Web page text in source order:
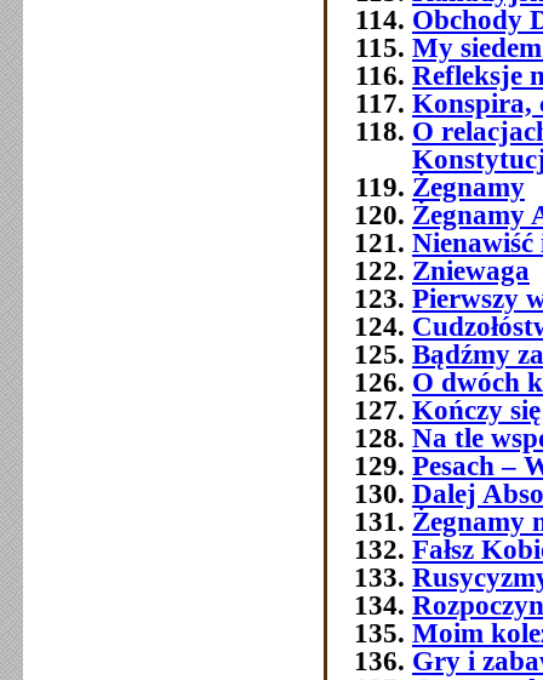
Obchody
My
Refleksje
Konspira,
O
Żegnamy
Żegnamy
Nienawiść
Zniewaga
Pierwszy
Bądźmy
O dwóch
Kończy
Na tle
Pesach –
Dalej
Żegnamy
Fałsz
Moim
Gry i